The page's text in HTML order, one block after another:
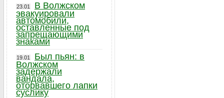
23.01
В Волжском
эвакуировали
автомобили,
оставленные под
запрещающими
знаками
19.01
Был пьян: в
Волжском
задержали
вандала,
оторвавшего лапки
суслику